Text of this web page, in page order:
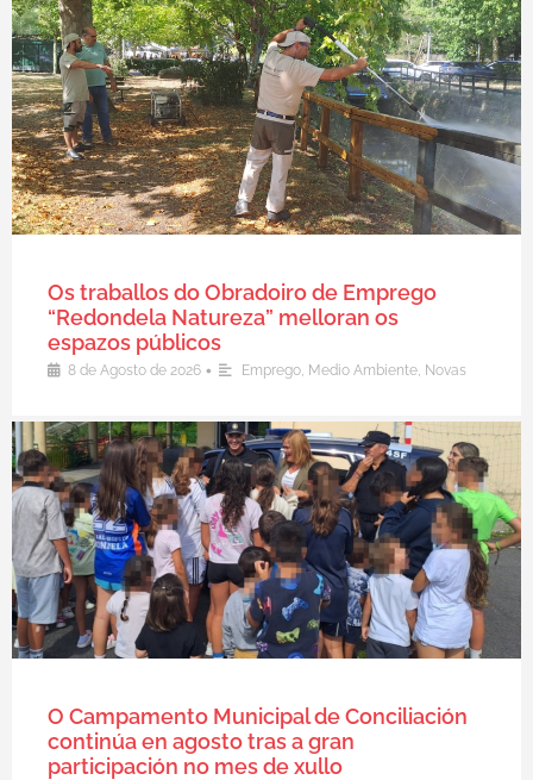
Os traballos do Obradoiro de Emprego
“Redondela Natureza” melloran os
espazos públicos
8 de Agosto de 2026 • Emprego, Medio Ambiente, Novas
O Campamento Municipal de Conciliación
continúa en agosto tras a gran
participación no mes de xullo